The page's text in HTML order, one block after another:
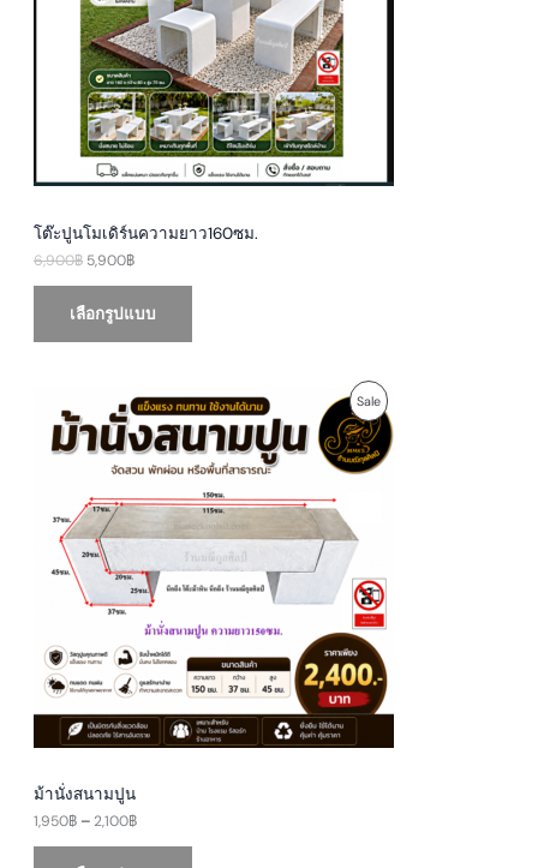
S
โต๊ะปูนโมเดิร์นความยาว160ซม.
6,900฿
i
c
e
w
a
s
:
6
,
9
฿
5,900฿
c
e
i
s
:
5
,
9
0
0
เลือกรูปแบบ
SaleP
C
T
O
N
S
ม้านั่งสนามปูน
1,950฿ –2,100฿
P
r
i
c
e
a
n
g
:
1
,
9
0
฿
h
r
o
2
,